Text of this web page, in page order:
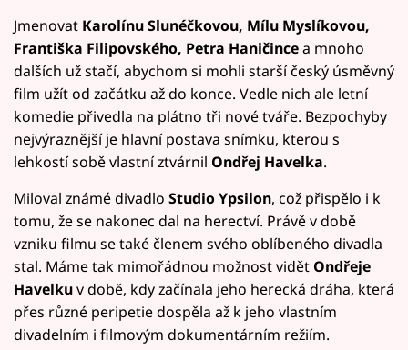
Jmenovat Karolínu Slunéčkovou, Mílu Myslíkovou,
Františka Filipovského, Petra Haničincea mnoho
dalších už stačí, abychom si mohli starší český úsměvný
film užít od začátku až do konce. Vedle nich ale letní
komedie přivedla na plátno tři nové tváře. Bezpochyby
nejvýraznější je hlavní postava snímku, kterou s
lehkostí sobě vlastní ztvárnil Ondřej Havelka.
Miloval známé divadlo Studio Ypsilon, což přispělo i k
tomu, že se nakonec dal na herectví. Právě v době
vzniku filmu se také členem svého oblíbeného divadla
stal. Máme tak mimořádnou možnost vidět Ondřeje
Havelkuv době, kdy začínala jeho herecká dráha, která
přes různé peripetie dospěla až k jeho vlastním
divadelním i filmovým dokumentárním režiím.